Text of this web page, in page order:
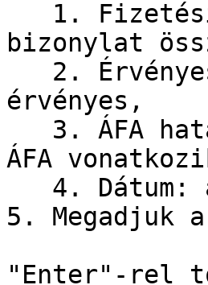
bizonylat
érvényes,
ÁFA
5. Megadjuk
"Enter"-rel